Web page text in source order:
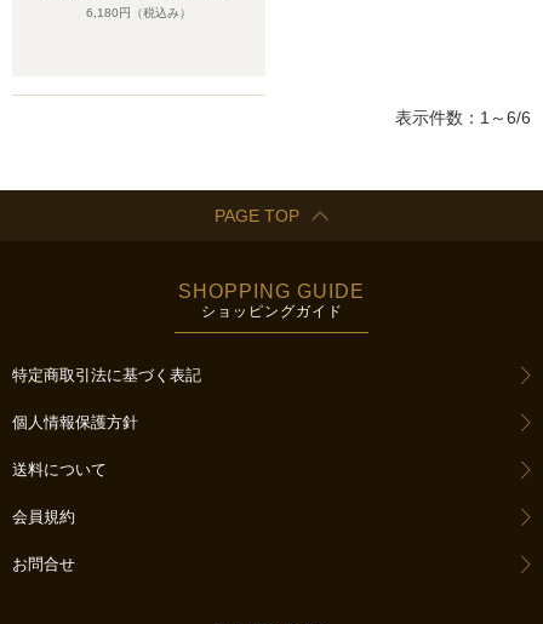
6,180円 （税込み）
表示件数：1～6/6
PAGE TOP
SHOPPING GUIDE
ショッピングガイド
特定商取引法に基づく表記
個人情報保護方針
送料について
会員規約
お問合せ